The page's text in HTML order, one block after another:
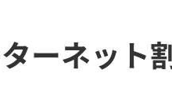
ーネット